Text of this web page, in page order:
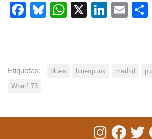
Facebook
Bluesky
WhatsApp
X
Etiquetas: blues bluespunk madrid
Wharf 73